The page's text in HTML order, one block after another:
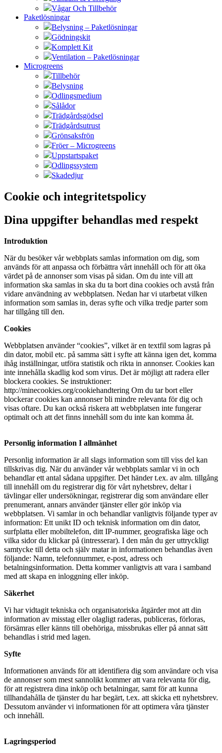
Vågar Och Tillbehör
Paketlösningar
Belysning – Paketlösningar
Gödningskit
Komplett Kit
Ventilation – Paketlösningar
Microgreens
Tillbehör
Belysning
Odlingsmedium
Sålådor
Trädgårdsgödsel
Trädgårdsutrust
Grönsaksfrön
Fröer – Microgreens
Uppstartspaket
Odlingssystem
Skadedjur
Cookie och integritetspolicy
Dina uppgifter behandlas med respekt
Introduktion
När du besöker vår webbplats samlas information om dig, som
används för att anpassa och förbättra vårt innehåll och för att öka
värdet på de annonser som visas på sidan. Om du inte vill att
information ska samlas in ska du ta bort dina cookies och avstå från
vidare användning av webbplatsen. Nedan har vi utarbetat vilken
information som samlas in, deras syfte och vilka tredje parter som
har tillgång till den.
Cookies
Webbplatsen använder “cookies”, vilket är en textfil som lagras på
din dator, mobil etc. på samma sätt i syfte att känna igen det, komma
ihåg inställningar, utföra statistik och rikta in annonser. Cookies kan
inte innehålla skadlig kod som virus. Det är möjligt att radera eller
blockera cookies. Se instruktioner:
http://minecookies.org/cookiehandtering Om du tar bort eller
blockerar cookies kan annonser bli mindre relevanta för dig och
visas oftare. Du kan också riskera att webbplatsen inte fungerar
optimalt och att det finns innehåll som du inte kan komma åt.
Personlig information I allmänhet
Personlig information är all slags information som till viss del kan
tillskrivas dig. När du använder vår webbplats samlar vi in ​​och
behandlar ett antal sådana uppgifter. Det händer t.ex. av alm. tillgång
till innehåll om du registrerar dig för vårt nyhetsbrev, deltar i
tävlingar eller undersökningar, registrerar dig som användare eller
prenumerant, annars använder tjänster eller gör inköp via
webbplatsen. Vi samlar in och behandlar vanligtvis följande typer av
information: Ett unikt ID och teknisk information om din dator,
surfplatta eller mobiltelefon, ditt IP-nummer, geografiska läge och
vilka sidor du klickar på (intresserar). I den mån du ger uttryckligt
samtycke till detta och själv matar in informationen behandlas även
följande: Namn, telefonnummer, e-post, adress och
betalningsinformation. Detta kommer vanligtvis att vara i samband
med att skapa en inloggning eller inköp.
Säkerhet
Vi har vidtagit tekniska och organisatoriska åtgärder mot att din
information av misstag eller olagligt raderas, publiceras, förloras,
försämras eller känns till obehöriga, missbrukas eller på annat sätt
behandlas i strid med lagen.
Syfte
Informationen används för att identifiera dig som användare och visa
de annonser som mest sannolikt kommer att vara relevanta för dig,
för att registrera dina inköp och betalningar, samt för att kunna
tillhandahålla de tjänster du har begärt, t.ex. att skicka ett nyhetsbrev.
Dessutom använder vi informationen för att optimera våra tjänster
och innehåll.
Lagringsperiod